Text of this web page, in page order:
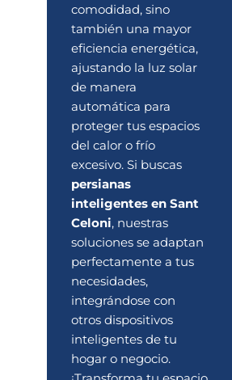
comodidad, sino
también una mayor
eficiencia energética,
ajustando la luz solar
de manera
automática para
proteger tus espacios
del calor o frío
excesivo. Si buscas
persianas
inteligentes en Sant
Celoni, nuestras
soluciones se adaptan
perfectamente a tus
necesidades,
integrándose con
otros dispositivos
inteligentes de tu
hogar o negocio.